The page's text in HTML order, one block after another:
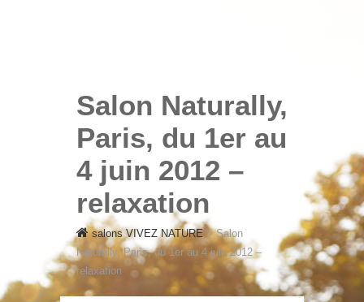
Salon Naturally,
Paris, du 1er au
4 juin 2012 –
relaxation
salons VIVEZ NATURE >Salon
Naturally, Paris, du 1er au 4 juin 2012 –
relaxation